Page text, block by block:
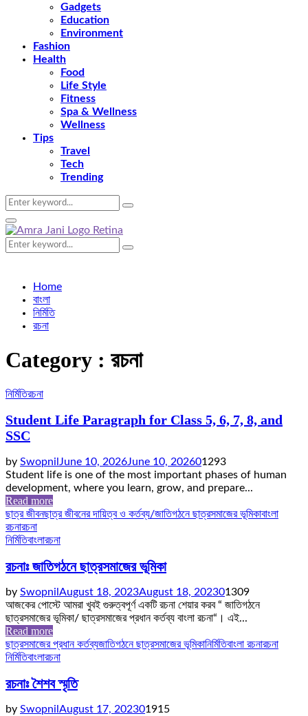
Gadgets
Education
Environment
Fashion
Health
Food
Life Style
Fitness
Spa & Wellness
Wellness
Tips
Travel
Tech
Trending
Search
for:
Search
Primary
Menu
Search
for:
Search
Home
বাংলা
নির্মিতি
রচনা
Category : রচনা
নির্মিতিরচনা
Student Life Paragraph for Class 5, 6, 7, 8, and
SSC
by Swopnil June 10, 2026June 10, 202601293
Student life is one of the most important phases of human
development, where you learn, grow, and prepare...
Read more
ছাত্র জীবনছাত্র জীবনের দায়িত্ব ও কর্তব্য/জাতিগঠনে ছাত্রসমাজের ভূমিকাবাংলা
রচনারচনা
নির্মিতিবাংলারচনা
রচনাঃ জাতিগঠনে ছাত্রসমাজের ভূমিকা
by Swopnil August 18, 2023August 18, 202301309
আজকের পোস্টে আমরা খুবই গুরুত্বপূর্ণ একটি রচনা শেয়ার করব “ জাতিগঠনে
ছাত্রসমাজের ভূমিকা/ ছাত্রসমাজের প্রধান কর্তব্য বাংলা রচনা“। এই...
Read more
ছাত্রসমাজের প্রধান কর্তব্যজাতিগঠনে ছাত্রসমাজের ভূমিকানির্মিতিবাংলা রচনারচনা
নির্মিতিবাংলারচনা
রচনাঃ শৈশব স্মৃতি
by Swopnil August 17, 202301915